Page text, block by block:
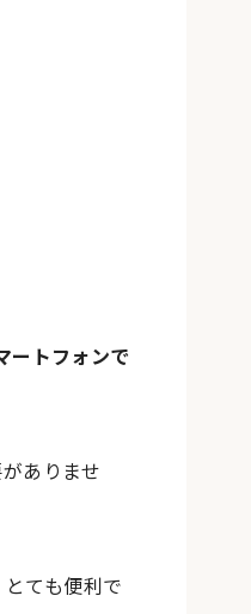
トフォンで
ありませ
ても便利で